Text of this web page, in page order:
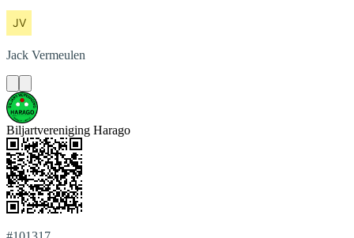
Jack Vermeulen
Biljartvereniging Harago